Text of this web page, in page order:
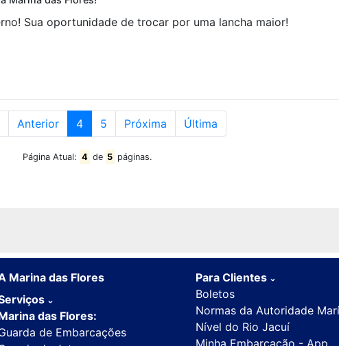
Sua oportunidade de trocar por uma lancha maior!
Anterior 4 5 Próxima Última
Página Atual: 4 de 5 páginas.
Marina das Flores
ˇ
das Flores:
de Embarcações
Para Clientes ˇ
Boletos
Normas da Autoridade
Nível do Rio Jacuí
Minha Embarcação - App